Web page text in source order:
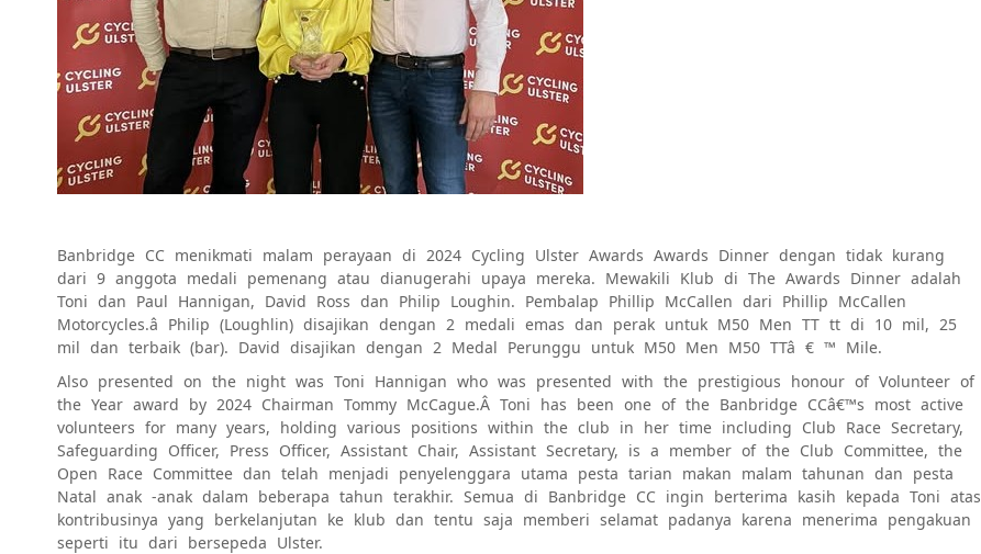
Banbridge CC menikmati malam perayaan di 2024 Cycling Ulster Awards Awards Dinner dengan tidak kurang
dari 9 anggota medali pemenang atau dianugerahi upaya mereka. Mewakili Klub di The Awards Dinner adalah
Toni dan Paul Hannigan, David Ross dan Philip Loughin. Pembalap Phillip McCallen dari Phillip McCallen
Motorcycles.â Philip (Loughlin) disajikan dengan 2 medali emas dan perak untuk M50 Men TT tt di 10 mil, 25
mil dan terbaik (bar). David disajikan dengan 2 Medal Perunggu untuk M50 Men M50 TTâ € ™ Mile.
Also presented on the night was Toni Hannigan who was presented with the prestigious honour of Volunteer of
the Year award by 2024 Chairman Tommy McCague.Â Toni has been one of the Banbridge CCâ€™s most active
volunteers for many years, holding various positions within the club in her time including Club Race Secretary,
Safeguarding Officer, Press Officer, Assistant Chair, Assistant Secretary, is a member of the Club Committee, the
Open Race Committee dan telah menjadi penyelenggara utama pesta tarian makan malam tahunan dan pesta
Natal anak -anak dalam beberapa tahun terakhir. Semua di Banbridge CC ingin berterima kasih kepada Toni atas
kontribusinya yang berkelanjutan ke klub dan tentu saja memberi selamat padanya karena menerima pengakuan
seperti itu dari bersepeda Ulster.